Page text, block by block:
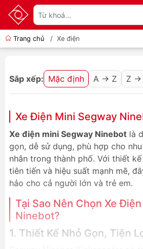
Trang chủ / Xe điện
Sắp xếp: Mặc định A → Z Z →
Xe Điện Mini Segway
Xe điện mini Segway Ninebot là
gọn, dễ sử dụng, phù hợp cho
nhân trong thành phố. Với thiết
tiên tiến và hiệu suất mạnh mẽ,
hảo cho cả người lớn và trẻ em.
Tại Sao Nên Chọn Xe
Ninebot?
1. Thiết Kế Nhỏ Gọn, Tiện